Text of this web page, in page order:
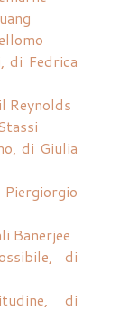
di Fedrica
Reynolds
di Giulia
Banerjee
di
di